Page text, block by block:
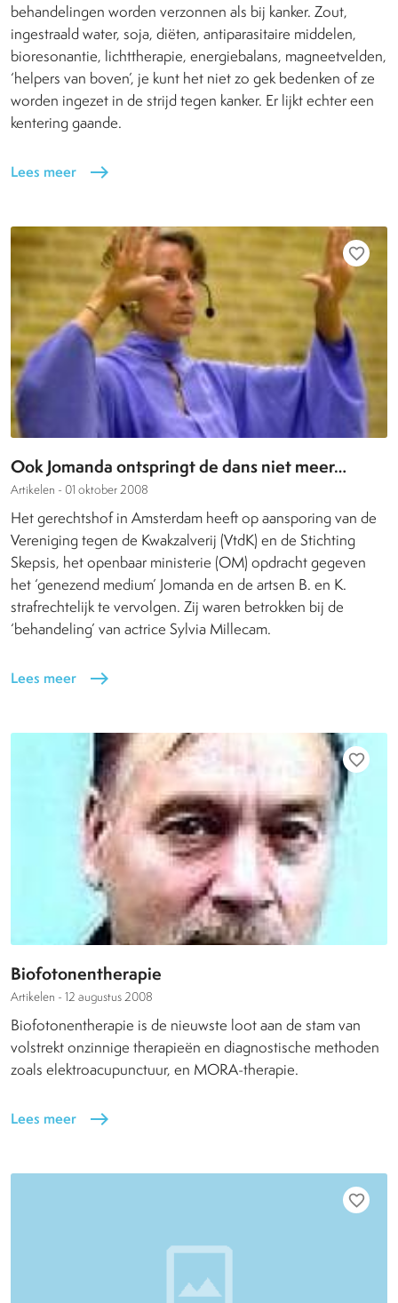
behandelingen worden verzonnen als bij kanker. Zout,
ingestraald water, soja, diëten, antiparasitaire middelen,
bioresonantie, lichttherapie, energiebalans, magneetvelden,
‘helpers van boven’, je kunt het niet zo gek bedenken of ze
worden ingezet in de strijd tegen kanker. Er lijkt echter een
kentering gaande.
Lees meer east
favorite_border
Ook Jomanda ontspringt de dans niet meer…
Artikelen - 01 oktober 2008
Het gerechtshof in Amsterdam heeft op aansporing van de
Vereniging tegen de Kwakzalverij (VtdK) en de Stichting
Skepsis, het openbaar ministerie (OM) opdracht gegeven
het ‘genezend medium’ Jomanda en de artsen B. en K.
strafrechtelijk te vervolgen. Zij waren betrokken bij de
‘behandeling’ van actrice Sylvia Millecam.
Lees meer east
favorite_border
Biofotonentherapie
Artikelen - 12 augustus 2008
Biofotonentherapie is de nieuwste loot aan de stam van
volstrekt onzinnige therapieën en diagnostische methoden
zoals elektroacupunctuur, en MORA-therapie.
Lees meer east
favorite_border